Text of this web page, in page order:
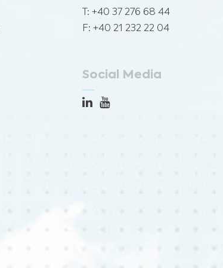
pe acest site.T: +40 37 276 68 44
F: +40 21 232 22 04
Social Media